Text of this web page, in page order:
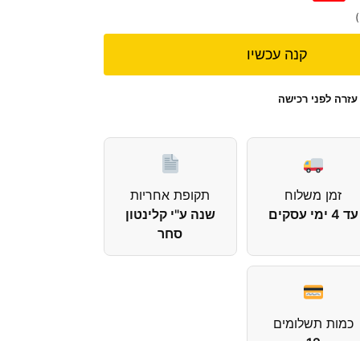
קנה עכשיו
עזרה לפני רכישה
זמן משלוח
עד 4 ימי עסקים
תקופת אחריות
שנה ע"י קלינטון
סחר
כמות תשלומים